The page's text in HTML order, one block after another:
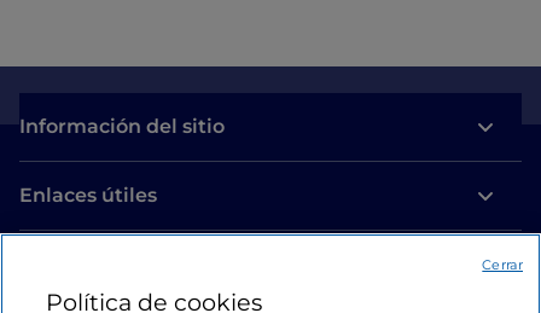
Información del sitio
Enlaces útiles
Política de cookies
Cerrar